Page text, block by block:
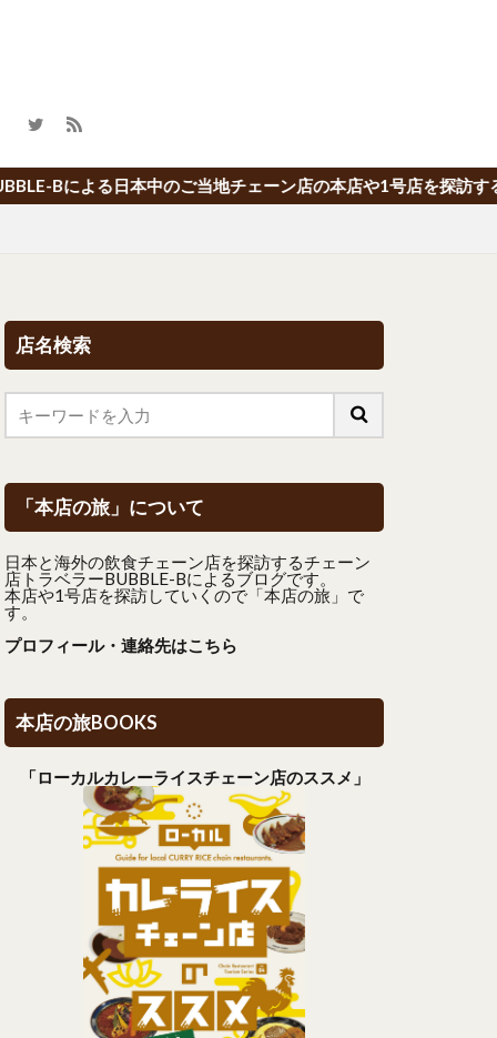
チェーン店の本店や1号店を探訪するブログ「本店の旅」
店名検索
「本店の旅」について
日本と海外の飲食チェーン店を探訪するチェーン
店トラベラーBUBBLE-Bによるブログです。
本店や1号店を探訪していくので「本店の旅」で
す。
プロフィール・連絡先はこちら
本店の旅BOOKS
「ローカルカレーライスチェーン店のススメ」